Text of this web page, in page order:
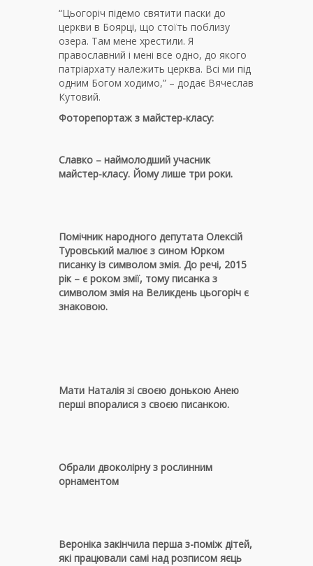
“Цьогоріч підемо святити паски до
церкви в Боярці, що стоїть поблизу
озера. Там мене хрестили. Я
православний і мені все одно, до якого
патріархату належить церква. Всі ми під
одним Богом ходимо,” – додає Вячеслав
Кутовий.
Фоторепортаж з майстер-класу:
Славко – наймолодший учасник
майстер-класу. Йому лише три роки.
Помічник народного депутата Олексій
Туровський малює з сином Юрком
писанку із символом змія. До речі, 2015
рік – є роком змії, тому писанка з
символом змія на Великдень цьогоріч є
знаковою.
Мати Наталія зі своєю донькою Анею
перші впоралися з своєю писанкою.
Обрали двоколірну з рослинним
орнаментом
Вероніка закінчила перша з-поміж дітей,
які працювали самі над розписом яєць